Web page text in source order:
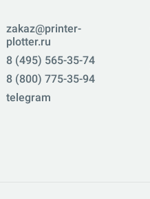
zakaz@printer-
plotter.ru
8 (495) 565-35-74
8 (800) 775-35-94
telegram